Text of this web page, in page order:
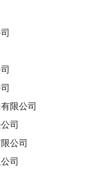
限公司
司
公司
司